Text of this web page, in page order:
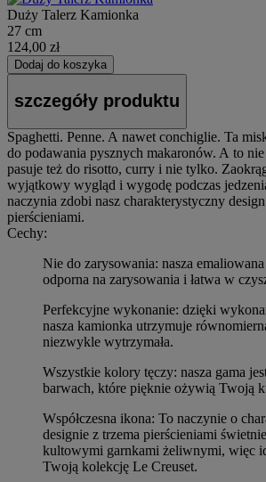
Duży Talerz Kamionka
27 cm
124,00 zł
Dodaj do koszyka
szczegóły produktu
Spaghetti. Penne. A nawet conchiglie. Ta
do podawania pysznych makaronów. A to
pasuje też do risotto, curry i nie tylko.
wyjątkowy wygląd i wygodę podczas
naczynia zdobi nasz charakterystyczny
pierścieniami.
Cechy:
Nie do zarysowania: nasza
odporna na zarysowania i łatwa w
Perfekcyjne wykonanie: dzięki
nasza kamionka utrzymuje
niezwykle wytrzymała.
Wszystkie kolory tęczy: nasza gama
barwach, które pięknie ożywią Twoją
Współczesna ikona: To naczynie o
designie z trzema pierścieniami
kultowymi garnkami żeliwnymi, więc
Twoją kolekcję Le Creuset.